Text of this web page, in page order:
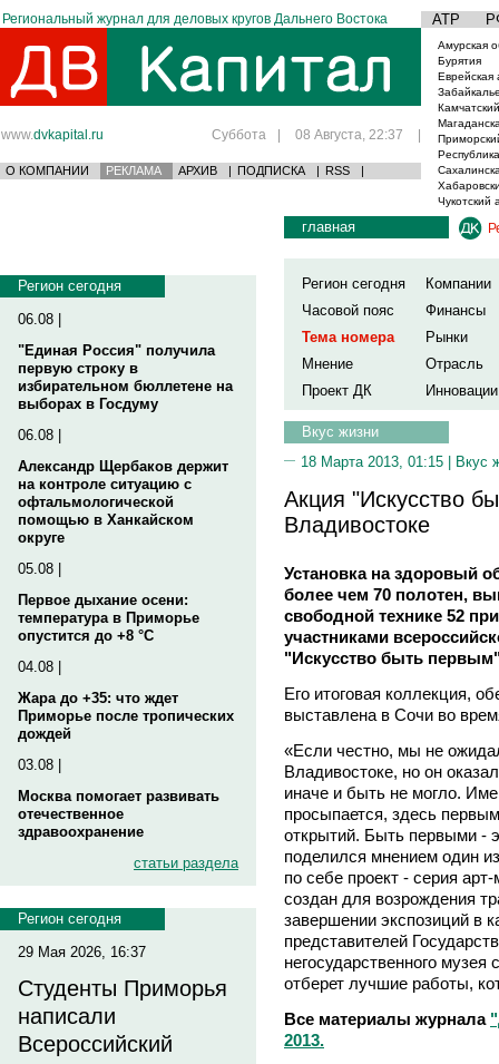
Региональный журнал для деловых кругов Дальнего Востока АТР
www.dvkapital.ru Суббота | 08 Августа, 22:37 |
О КОМПАНИИ РЕКЛАМА АРХИВ | ПОДПИСКА | RSS |
Амурская
Бурятия
Еврейская
Чукотский
Регион сегодня
06.08 |
"Единая Россия" получила
первую строку в
избирательном бюллетене на
выборах в Госдуму
06.08 |
Александр Щербаков держит
на контроле ситуацию с
офтальмологической
помощью в Ханкайском
округе
05.08 |
Первое дыхание осени:
температура в Приморье
опустится до +8 °C
04.08 |
Жара до +35: что ждет
Приморье после тропических
дождей
03.08 |
Москва помогает развивать
отечественное
здравоохранение
статьи раздела
Регион сегодня
29 Мая 2026, 16:37
Студенты Приморья
написали
Всероссийский
главная
Регион сегодня
Компании
Часовой пояс
Финансы
Тема номера
Рынки
Мнение
Отрасль
Проект ДК
Инновации
Вкус жизни
18 Марта 2013, 01:15 | Вкус
Акция "Искусство
Владивостоке
Установка на здоровый
более чем 70 полотен,
свободной технике 52
участниками
"Искусство быть
Его итоговая коллекция,
выставлена в Сочи во
«Если честно, мы не
Владивостоке, но он
иначе и быть не могло.
просыпается, здесь
открытий. Быть первыми -
поделился мнением один
по себе проект - серия
создан для возрождения
завершении экспозиций в
представителей
негосударственного музея
отберет лучшие работы,
Все материалы журнала
2013.